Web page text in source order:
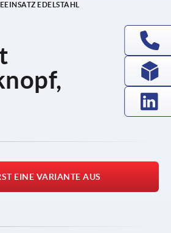
EDELSTAHL
EINE VARIANTE AUS